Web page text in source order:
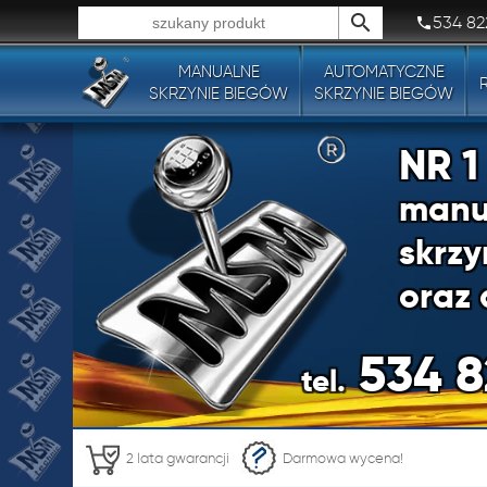
Wszystkie typy produktów!
534
MANUALNE
SKRZYNIE BIEGÓW
AUTOMATYCZNE
SKRZYNIE BIEGÓW
tel.534
NR
oraz
NR
2 lata gwarancji Darmowa wycena!